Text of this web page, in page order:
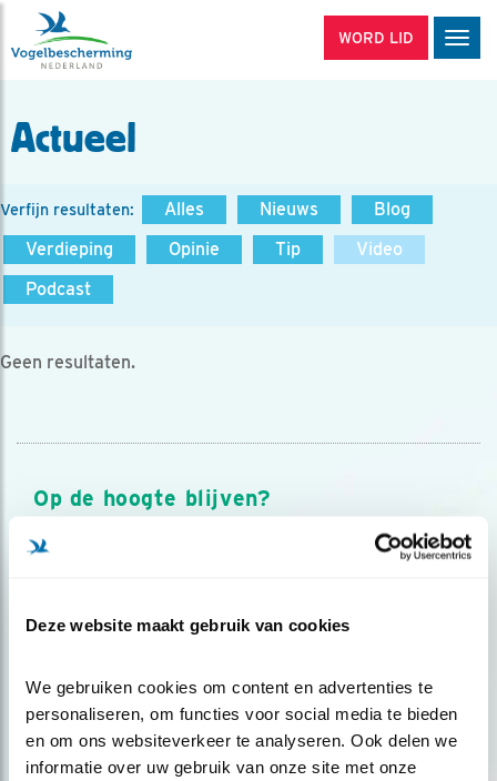
Deze website maakt gebruik van cookies
We gebruiken cookies om content en advertenties te
personaliseren, om functies voor social media te bieden
en om ons websiteverkeer te analyseren. Ook delen we
informatie over uw gebruik van onze site met onze
WORD LID
Actueel
Verfijn resultaten: Alles Nieuws
Blog
Verdieping
Opinie Tip
Video
Podcast
Geen resultaten.
Op de hoogte blijven?
Meld je aan en ontvang nieuws, inspiratie, acties en tips
over vogels en activiteiten van Vogelbescherming.